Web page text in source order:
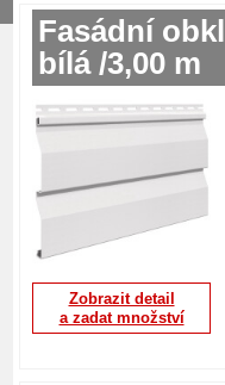
Fasádní
bílá /3,00 m
Zobrazit detail
a zadat množství